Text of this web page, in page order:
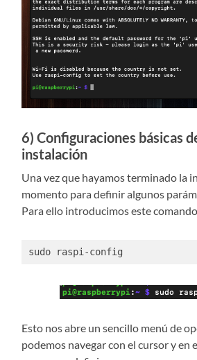
6) Configuraciones básicas
instalación
Una vez que hayamos terminado la
momento para definir algunos
Para ello introducimos este
sudo raspi-config
Esto nos abre un sencillo menú de
podemos navegar con el cursor y en